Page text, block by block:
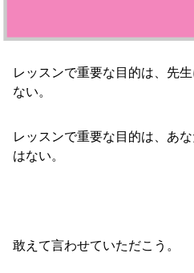
レッスンで重要な目的は、先
ない。
レッスンで重要な目的は、あ
はない。
敢えて言わせていただこう。